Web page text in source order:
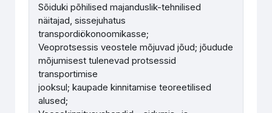
Sõiduki põhilised majanduslik-tehnilised
näitajad, sissejuhatus
transpordiökonoomikasse;
Veoprotsessis veostele mõjuvad jõud; jõudude
mõjumisest tulenevad protsessid
transportimise
jooksul; kaupade kinnitamise teoreetilised
alused;